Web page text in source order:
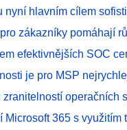
nyní hlavním cílem
zákazníky pomáhají
efektivnějších SOC
je pro MSP
operačních
Microsoft 365 s využitím